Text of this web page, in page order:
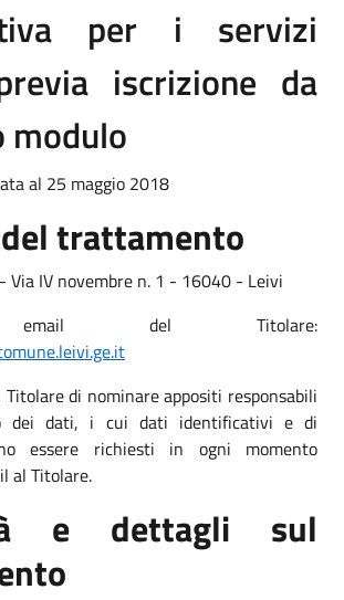
per i servizi
iscrizione da
modulo
al 25 maggio 2018
trattamento
Via IV novembre n. 1 - 16040 - Leivi
email del Titolare:
di nominare appositi responsabili
dei dati, i cui dati identificativi e di
essere richiesti in ogni momento
al Titolare.
e dettagli sul